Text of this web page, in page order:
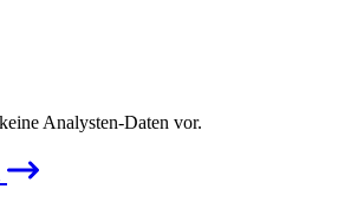
Analysten-Daten vor.